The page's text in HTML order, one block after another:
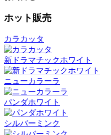
ホット販売
カラカッタ
新ドラマチックホワイト
ニューカラーラ
パンダホワイト
シルバーミンク